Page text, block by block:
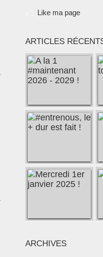
Like ma page
ARTICLES
ARCHIVES